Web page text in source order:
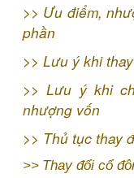
>> Ưu điểm,
phần
>> Lưu ý khi
>> Lưu ý khi
nhượng vốn
>> Thủ tục thay
>> Thay đổi cổ